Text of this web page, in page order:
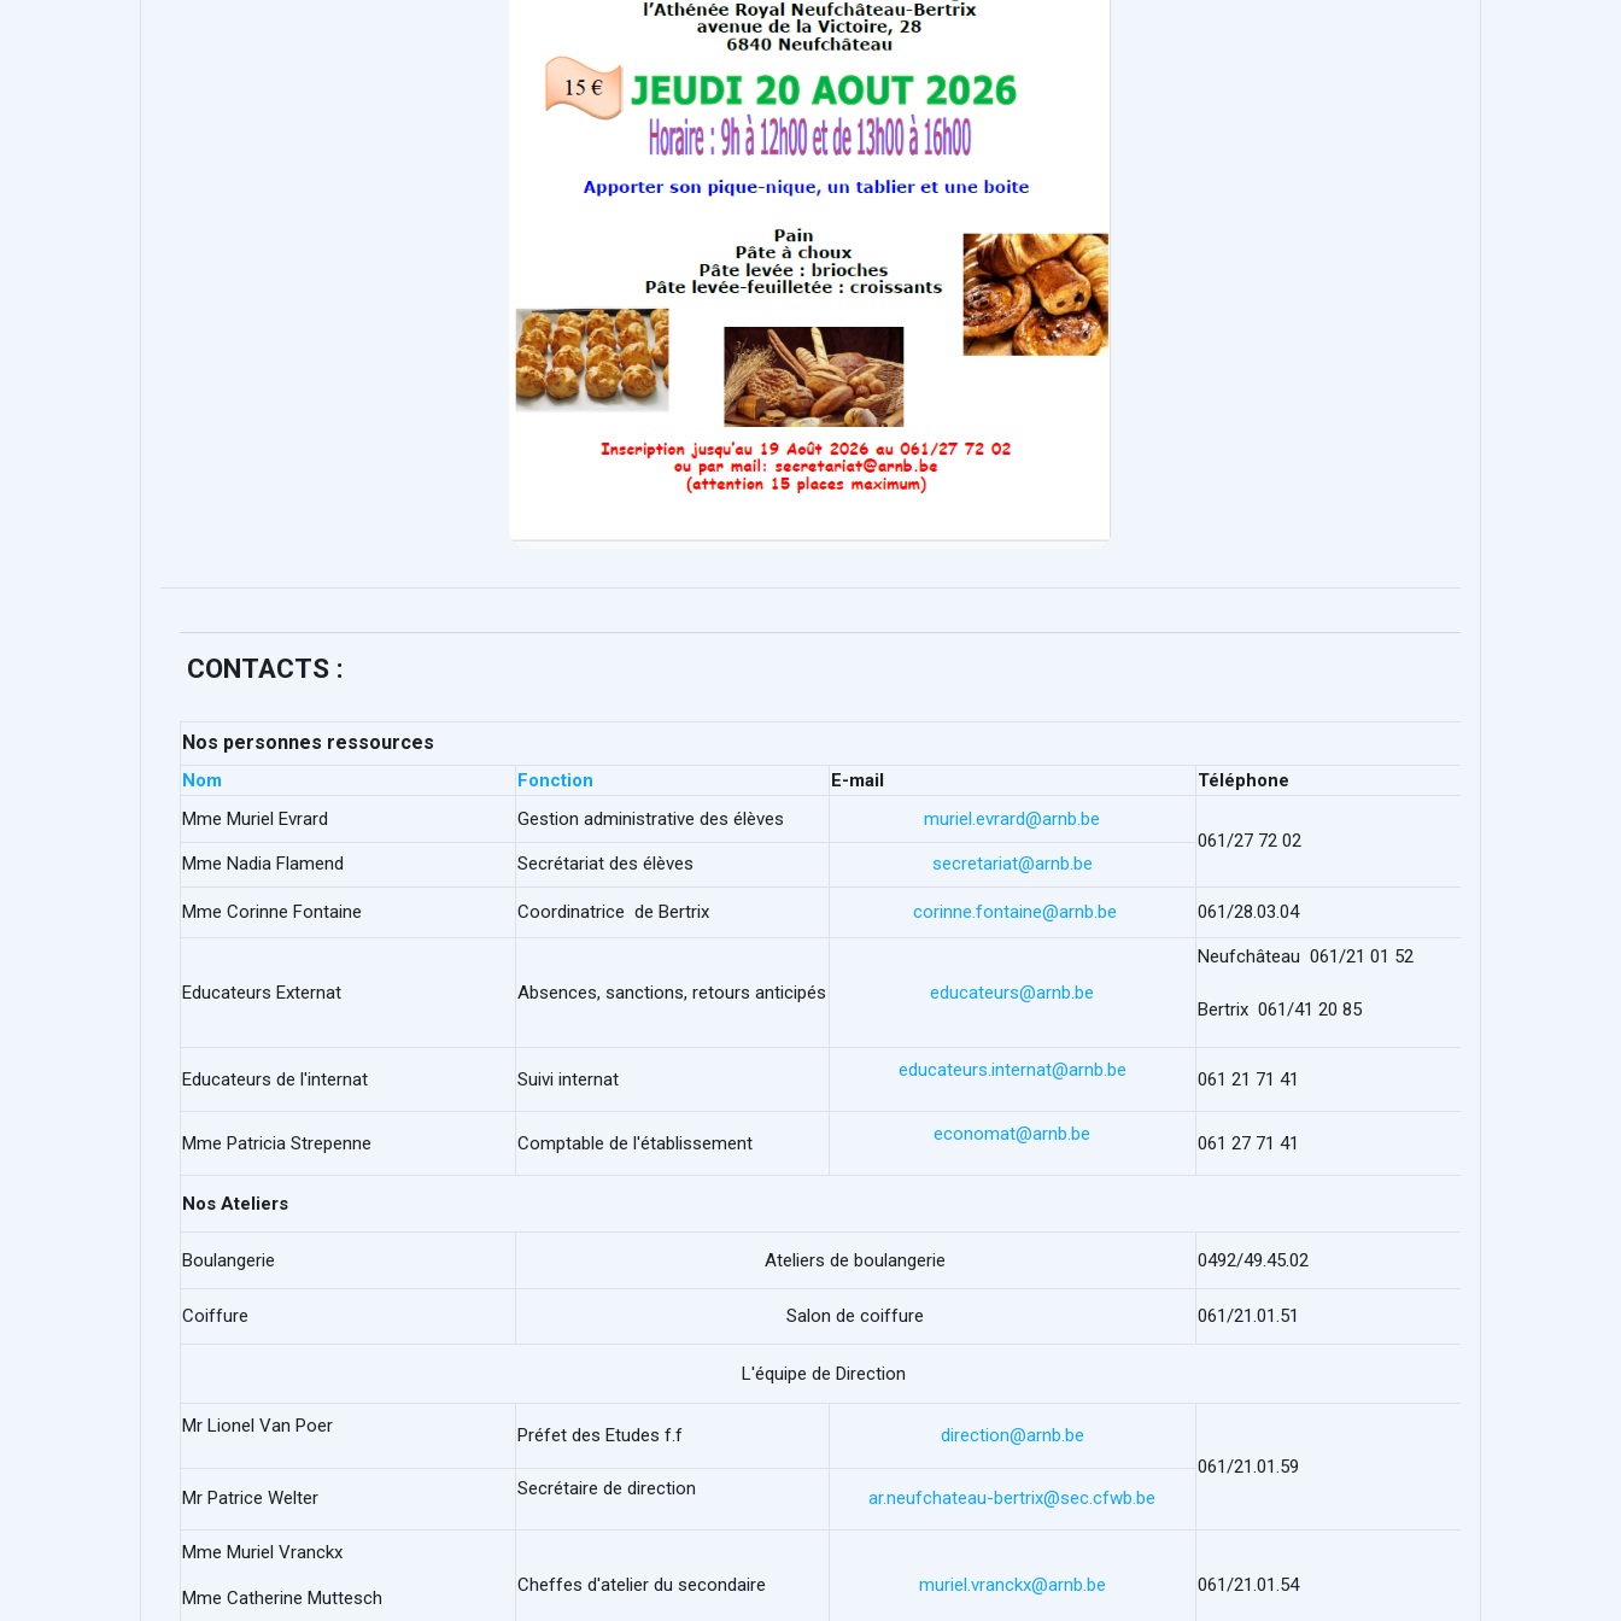
CONTACTS :
Nos personnes ressources
Nom Fonction E-mail
Téléphone
Mme Muriel Evrard
Gestion administrative des élèves
muriel.evrard@arnb.be
061/27 72 02
Mme Nadia Flamend
Secrétariat des élèves secretariat@arnb.be
Mme Corinne Fontaine Coordinatrice de Bertrix corinne.fontaine@arnb.be 061/28.03.04
Educateurs Externat Absences, sanctions, retours anticipés educateurs@arnb.be
Neufchâteau 061/21 01 52
Bertrix 061/41 20 85
Educateurs de l'internat Suivi internat educateurs.internat@arnb.be 061 21 71 41
Mme Patricia Strepenne Comptable de l'établissement economat@arnb.be 061 27 71 41
Nos Ateliers
Boulangerie Ateliers de boulangerie 0492/49.45.02
Coiffure Salon de coiffure 061/21.01.51
L'équipe de Direction
Mr Lionel Van Poer Préfet des Etudes f.f
direction@arnb.be
061/21.01.59
Mr Patrice Welter
Secrétaire de direction ar.neufchateau-bertrix@sec.cfwb.be
Mme Muriel Vranckx
Mme Catherine Muttesch
Cheffes d'atelier du secondaire muriel.vranckx@arnb.be 061/21.01.54